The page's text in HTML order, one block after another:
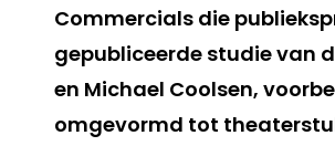
Commercials die
gepubliceerde studie van
en Michael Coolsen,
omgevormd tot